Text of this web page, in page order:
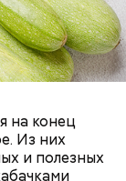
на конец
Из них
и полезных
тем
—